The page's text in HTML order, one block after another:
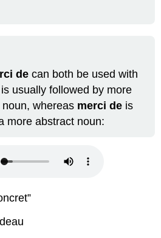
de can both be used with
is usually followed by more
whereas merci de is
more abstract noun: